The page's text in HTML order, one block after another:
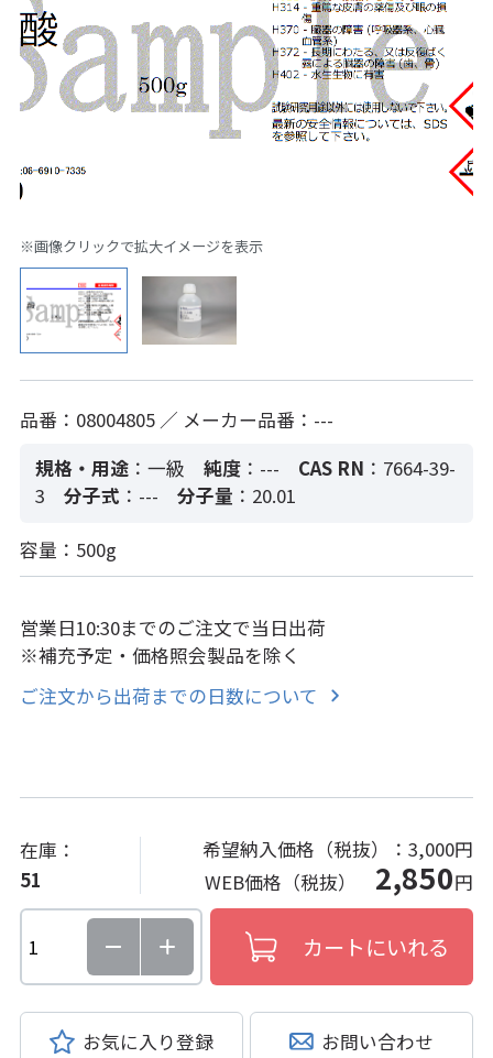
※画像クリックで拡大イメージを表示
品番：08004805 ／ メーカー品番：---
規格・用途 ：一級 純度：--- CAS RN ：7664-39-
3
分子式 ：--- 分子量 ：20.01
容量：500g
営業日10:30までのご注文で当日出荷
※補充予定・価格照会製品を除く
ご注文から出荷までの日数について
在庫：
51
希望納入価格（税抜）：3,000円
WEB価格（税抜） 2,850円
お気に入り登録 お問い合わせ